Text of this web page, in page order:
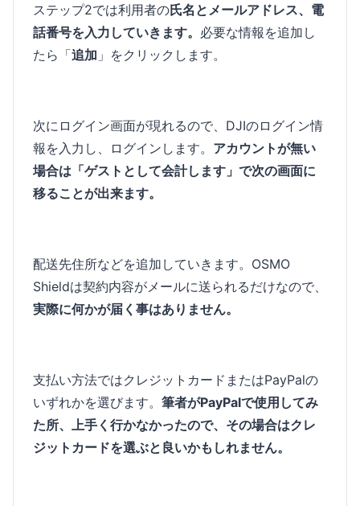
ステップ2では利用者の氏名とメールアドレス、電
話番号を入力していきます。 必要な情報を追加し
たら「追加 」をクリックします。
次にログイン画面が現れるので、DJIのログイン情
報を入力し、ログインします。 アカウントが無い
場合は「ゲストとして会計します」で次の画面に
移ることが出来ます。
配送先住所などを追加していきます。OSMO
Shieldは契約内容がメールに送られるだけなので、
実際に何かが届く事はありません。
支払い方法ではクレジットカードまたはPayPalの
いずれかを選びます。 筆者がPayPalで使用してみ
た所、上手く行かなかったので、その場合はクレ
ジットカードを選ぶと良いかもしれません。